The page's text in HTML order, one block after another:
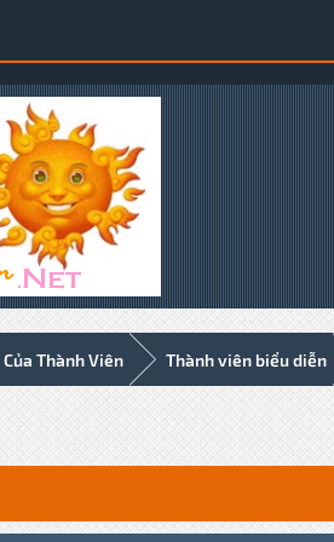
Thành Viên Thành viên biểu diễn